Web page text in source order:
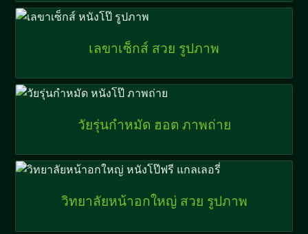
เลขาเซ็กส์ สวย รูปภาพ
วัยรุ่นกำหมัด ฮอต ภาพถ่าย
วิทยาลัยหน้าอกใหญ่ สวย รูปภาพ